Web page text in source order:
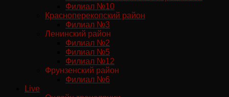
Филиал №10
Красноперекопский район
Филиал №3
Ленинский район
Филиал №2
Филиал №5
Филиал №12
Фрунзенский район
Филиал №6
Live